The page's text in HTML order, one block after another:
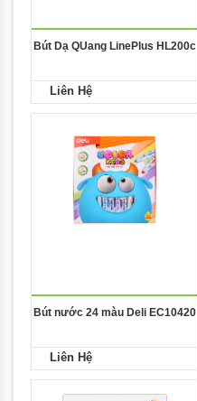
Bút Dạ QUang LinePlus HL200c
Liên Hệ
Bút nước 24 màu Deli EC10420
Liên Hệ